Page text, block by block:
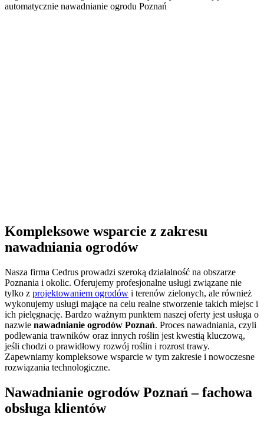
automatycznie nawadnianie ogrodu Poznań
Kompleksowe wsparcie z zakresu
nawadniania ogrodów
Nasza firma Cedrus prowadzi szeroką działalność na obszarze
Poznania i okolic. Oferujemy profesjonalne usługi związane nie
tylko z projektowaniem ogrodów i terenów zielonych, ale również
wykonujemy usługi mające na celu realne stworzenie takich miejsc i
ich pielęgnację. Bardzo ważnym punktem naszej oferty jest usługa o
nazwie nawadnianie ogrodów Poznań. Proces nawadniania, czyli
podlewania trawników oraz innych roślin jest kwestią kluczową,
jeśli chodzi o prawidłowy rozwój roślin i rozrost trawy.
Zapewniamy kompleksowe wsparcie w tym zakresie i nowoczesne
rozwiązania technologiczne.
Nawadnianie ogrodów Poznań – fachowa
obsługa klientów